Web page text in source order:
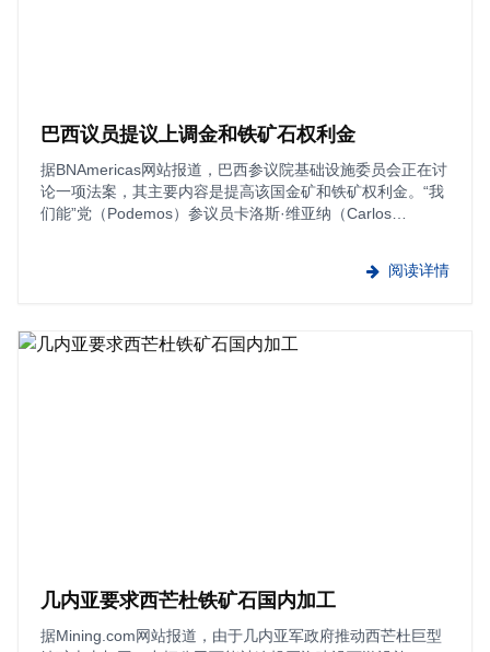
巴西议员提议上调金和铁矿石权利金
据BNAmericas网站报道，巴西参议院基础设施委员会正在讨
论一项法案，其主要内容是提高该国金矿和铁矿权利金。“我
们能”党（Podemos）参议员卡洛斯·维亚纳（Carlos
阅读详情
几内亚要求西芒杜铁矿石国内加工
据Mining.com网站报道，由于几内亚军政府推动西芒杜巨型